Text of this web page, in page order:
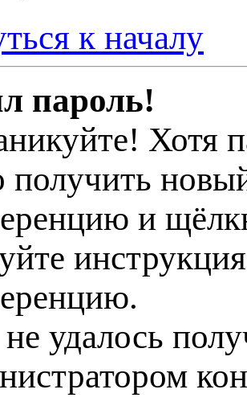
к началу
пароль!
Хотя
получить
и
удалось